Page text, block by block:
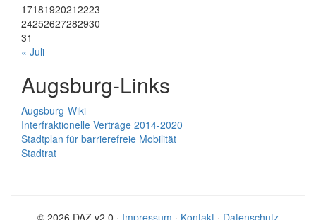
17181920212223
24252627282930
31
« Juli
Augsburg-Links
Augsburg-Wiki
Interfraktionelle Verträge 2014-2020
Stadtplan für barrierefreie Mobilität
Stadtrat
© 2026 DAZ v2.0 · Impressum · Kontakt · Datenschutz